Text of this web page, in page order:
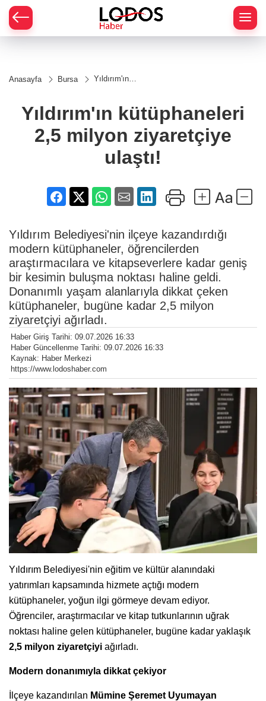
Anasayfa Bursa
Yıldırım'ın
ziyaretçiye
ulaştı!
Yıldırım'ın kütüphaneleri
2,5 milyon ziyaretçiye
ulaştı!
Yıldırım Belediyesi'nin ilçeye kazandırdığı
modern kütüphaneler, öğrencilerden
araştırmacılara ve kitapseverlere kadar geniş
bir kesimin buluşma noktası haline geldi.
Donanımlı yaşam alanlarıyla dikkat çeken
kütüphaneler, bugüne kadar 2,5 milyon
ziyaretçiyi ağırladı.
Haber Giriş Tarihi: 09.07.2026 16:33
Haber Güncellenme Tarihi: 09.07.2026 16:33
Kaynak: Haber Merkezi
https://www.lodoshaber.com
Yıldırım Belediyesi'nin eğitim ve kültür alanındaki
yatırımları kapsamında hizmete açtığı modern
kütüphaneler, yoğun ilgi görmeye devam ediyor.
Öğrenciler, araştırmacılar ve kitap tutkunlarının uğrak
noktası haline gelen kütüphaneler, bugüne kadar yaklaşık
2,5 milyon ziyaretçiyi ağırladı.
Modern donanımıyla dikkat çekiyor
İlçeye kazandırılan Mümine Şeremet Uyumayan